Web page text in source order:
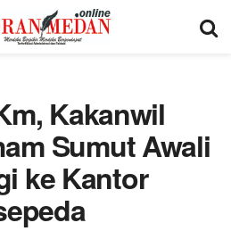
Kakanwil
Sumut Awali
ke Kantor